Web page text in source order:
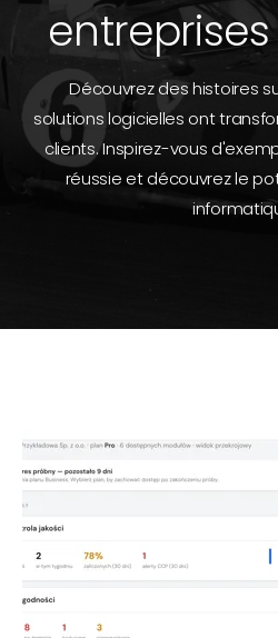
Découvrez des histoires
solutions logicielles ont
clients. Inspirez-vous
réussie et découvrez le